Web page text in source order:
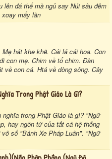
lên đá thế mà ngủ say Núi sâu đêm
mấy lần
hát khe khẽ. Cái lá cái hoa. Con
con mẹ. Chim về tổ chim. Đàn
về con cá. Htá về dòng sông. Cây
Trong Phật Giáo Là Gì?
trong Phật Giáo là gì? "Ngữ
hay ngôn từ của tất cả hệ thống
số "Bánh Xe Pháp Luân". "Ngữ